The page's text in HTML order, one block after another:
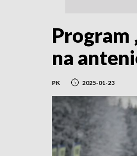
Program
na
PK 2025-01-23